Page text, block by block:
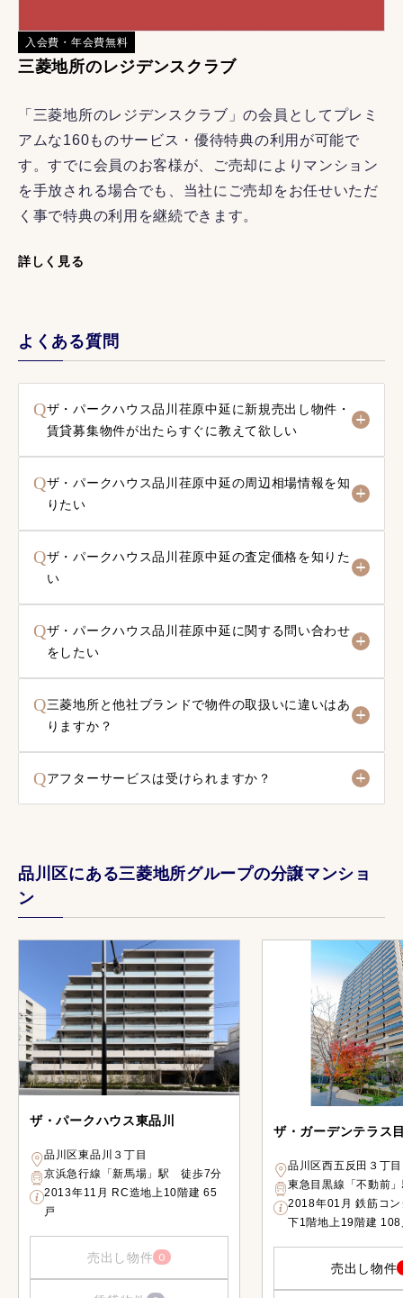
入会費・年会費無料
三菱地所のレジデンスクラブ
「三菱地所のレジデンスクラブ」の会員としてプレミ
アムな160ものサービス・優待特典の利用が可能で
す。すでに会員のお客様が、ご売却によりマンション
を手放される場合でも、当社にご売却をお任せいただ
く事で特典の利用を継続できます。
詳しく見る
よくある質問
Qザ・パークハウス品川荏原中延に新規売出し物件・
賃貸募集物件が出たらすぐに教えて欲しい
Qザ・パークハウス品川荏原中延の周辺相場情報を知
りたい
Qザ・パークハウス品川荏原中延の査定価格を知りた
い
Qザ・パークハウス品川荏原中延に関する問い合わせ
をしたい
Q三菱地所と他社ブランドで物件の取扱いに違いはあ
りますか？
Qアフターサービスは受けられますか？
品川区にある三菱地所グループの分譲マンショ
ン
ザ・パークハウス東品川
品川区東品川３丁目
京浜急行線「新馬場」駅 徒歩7分
2013年11月 RC造地上10階建 65
戸
売出し物件 0
ザ・ガーデンテラス
品川区西五反田３丁目
東急目黒線「不動前
2018年01月 鉄筋コ
下1階地上19階建 108
売出し物件